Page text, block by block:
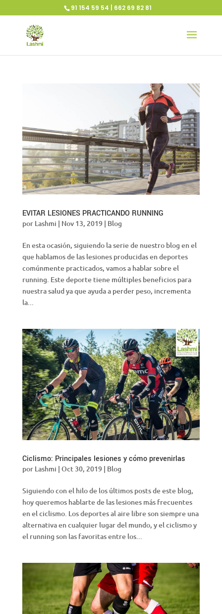
91 154 59 54 | 662 69 82 81
EVITAR LESIONES PRACTICANDO RUNNING
por Lashmi | Nov 13, 2019| Blog
En esta ocasión, siguiendo la serie de nuestro blog en el
que hablamos de las lesiones producidas en deportes
comúnmente practicados, vamos a hablar sobre el
running. Este deporte tiene múltiples beneficios para
nuestra salud ya que ayuda a perder peso, incrementa
la...
Ciclismo: Principales lesiones y cómo prevenirlas
por Lashmi | Oct 30, 2019| Blog
Siguiendo con el hilo de los últimos posts de este blog,
hoy queremos hablarte de las lesiones más frecuentes
en el ciclismo. Los deportes al aire libre son siempre una
alternativa en cualquier lugar del mundo, y el ciclismo y
el running son las favoritas entre los...